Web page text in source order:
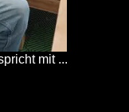
mit ...